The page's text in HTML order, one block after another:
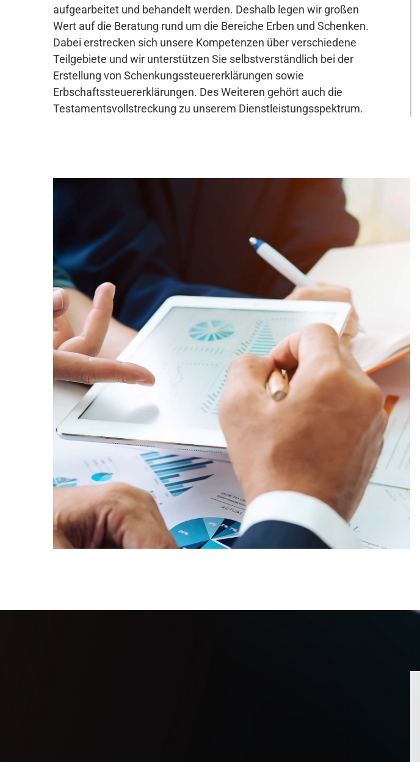
aufgearbeitet und behandelt werden. Deshalb legen wir großen
Wert auf die Beratung rund um die Bereiche Erben und Schenken.
Dabei erstrecken sich unsere Kompetenzen über verschiedene
Teilgebiete und wir unterstützen Sie selbstverständlich bei der
Erstellung von Schenkungssteuererklärungen sowie
Erbschaftssteuererklärungen. Des Weiteren gehört auch die
Testamentsvollstreckung zu unserem Dienstleistungsspektrum.